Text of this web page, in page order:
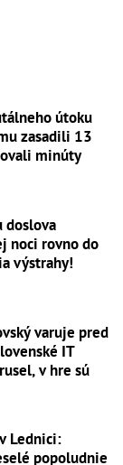
útoku
zasadili 13
minúty
doslova
noci rovno do
výstrahy!
varuje pred
IT
v hre sú
Lednici:
popoludnie